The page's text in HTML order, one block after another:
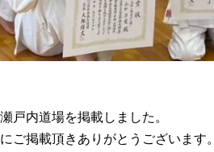
戸内道場を掲載しました。
ご掲載頂きありがとうございます。